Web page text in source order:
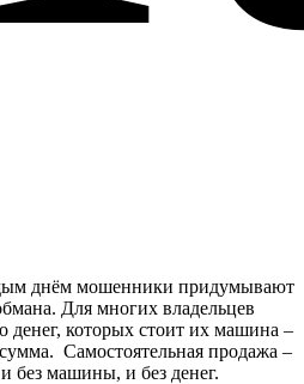
днём мошенники придумывают
Для многих владельцев
денег, которых стоит их машина –
Самостоятельная продажа –
без машины, и без денег.